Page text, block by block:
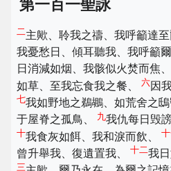
第一百一聖詠
二 主歟、聆我之禱、我呼籲達至
我憂愁日、傾耳聽我、我呼籲
日消減如烟、我骸似火焚而焦、
如草、至我忘食我之餐、 六因
七我如野地之鵜鶘、如荒舍之鴟
于屋脊之孤鳥、
九我仇每日毁
十我食灰如餌、我和淚而飲、
曾升舉我、復遺置我、 十二我
三